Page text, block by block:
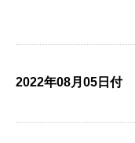
2022年08月05日付